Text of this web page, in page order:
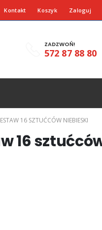
Kontakt Koszyk Zaloguj
ZADZWOŃ!
572 87 88 80
16 SZTUĆCÓW NIEBIESKI
16